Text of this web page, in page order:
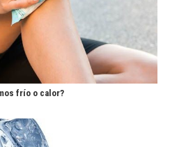
frío o calor?